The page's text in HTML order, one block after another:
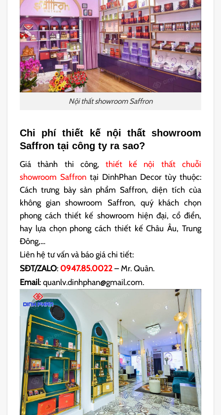
Nội thất showroom Saffron
Chi phí thiết kế nội thất showroom
Saffron tại công ty ra sao?
Giá thành thi công, thiết kế nội thất chuỗi
showroom Saffron tại DinhPhan Decor tùy thuộc:
Cách trưng bày sản phẩm Saffron, diện tích của
không gian showroom Saffron, quý khách chọn
phong cách thiết kế showroom hiện đại, cổ điển,
hay lựa chọn phong cách thiết kế Châu Âu, Trung
Đông,…
Liên hệ tư vấn và báo giá chi tiết:
SĐT/ZALO: 0947.85.0022 – Mr. Quân.
Email: quanlv.dinhphan@gmail.com.